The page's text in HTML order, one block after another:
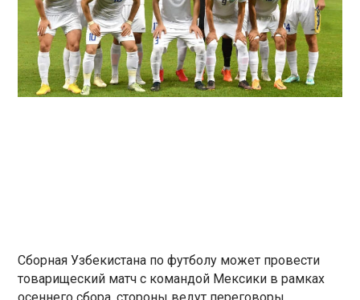
Сборная Узбекистана по футболу может провести
товарищеский матч с командой Мексики в рамках